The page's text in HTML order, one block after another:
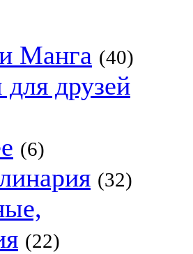
Манга (40)
друзей
(6)
(32)
(22)